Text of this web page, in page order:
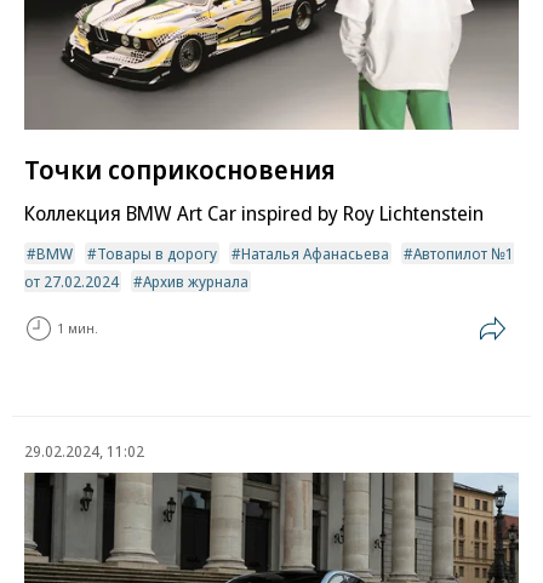
Точки соприкосновения
Коллекция BMW Art Car inspired by Roy Lichtenstein
BMW Товары в дорогу Наталья Афанасьева
Автопилот №1
от 27.02.2024
Архив журнала
1 мин.
29.02.2024, 11:02